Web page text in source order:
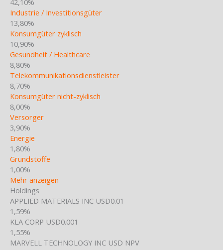
42,10%
Industrie / Investitionsgüter
13,80%
Konsumgüter zyklisch
10,90%
Gesundheit / Healthcare
8,80%
Telekommunikationsdienstleister
8,70%
Konsumgüter nicht-zyklisch
8,00%
Versorger
3,90%
Energie
1,80%
Grundstoffe
1,00%
Mehr anzeigen
Holdings
APPLIED MATERIALS INC USD0.01
1,59%
KLA CORP USD0.001
1,55%
MARVELL TECHNOLOGY INC USD NPV